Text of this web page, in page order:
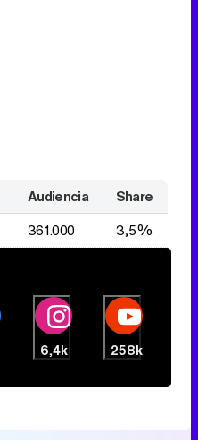
Audiencia
Share
361.000 3,5%
6,4k 258k